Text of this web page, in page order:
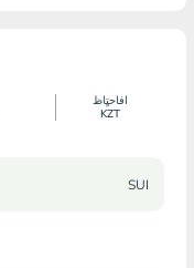
افاحتٍاظ
KZT
SUI